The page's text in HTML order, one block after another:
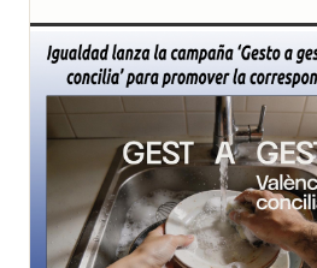
la Basílica al
corazón de la
ciudad